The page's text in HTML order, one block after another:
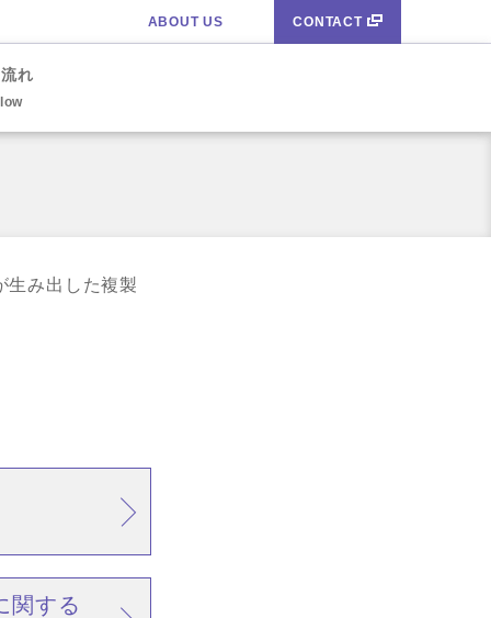
ABOUT US CONTACT
れ
生み出した複製
関する